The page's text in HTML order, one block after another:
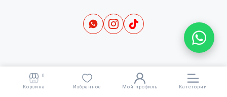
Корзина
0
Избранное Мой профиль Категории
Copyright 2022 © All right reserved. Раскрутка - cropas